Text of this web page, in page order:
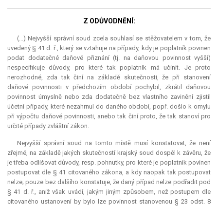
Z ODŮVODNĚNÍ:
(...) Nejvyšší správní soud zcela souhlasí se stěžovatelem v tom, že
uvedený § 41 d. ř., který se vztahuje na případy, kdy je poplatník povinen
podat dodatečné daňové přiznání (tj. na daňovou povinnost vyšší)
nespecifikuje důvody, pro které tak poplatník má učinit. Je proto
nerozhodné, zda tak činí na základě skutečnosti, že při stanovení
daňové povinnosti v předchozím období pochybil, zkrátil daňovou
povinnost úmyslně nebo zda dodatečně bez vlastního zavinění zjistil
účetní případy, které nezahrnul do daného období, popř. došlo k omylu
při výpočtu daňové povinnosti, anebo tak činí proto, že tak stanoví pro
určité případy zvláštní zákon.
Nejvyšší správní soud na tomto místě musí konstatovat, že není
zřejmé, na základě jakých skutečností krajský soud dospěl k závěru, že
je třeba odlišovat důvody, resp. pohnutky, pro které je poplatník povinen
postupovat dle § 41 citovaného zákona, a kdy naopak tak postupovat
nelze; pouze bez dalšího konstatuje, že daný případ nelze podřadit pod
§ 41 d. ř., aniž však uvádí, jakým jiným způsobem, než postupem dle
citovaného ustanovení by bylo lze povinnost stanovenou § 23 odst. 8